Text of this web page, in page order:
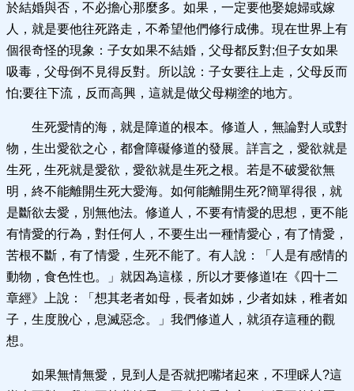
於結婚與否，不必擔心那麼多。如果，一定要他娶媳婦或嫁
人，就是要他往死路走，不希望他們修行成佛。現在世界上有
個很奇怪的現象：子女如果不結婚，父母都反對;但子女如果
吸毒，父母倒不見得反對。所以說：子女要往上走，父母反而
怕;要往下流，反而高興，這就是做父母糊塗的地方。
生死愛情的海，就是障道的根本。修道人，無論對人或對
物，生出愛欲之心，都會障礙修道的發展。詳言之，愛欲就是
生死，生死就是愛欲，愛欲就是生死之根。若是不破愛欲無
明，終不能離開生死大愛海。如何能離開生死?簡單得很，就
是斷欲去愛，別無他法。修道人，不要有情愛的思想，更不能
有情愛的行為，對任何人，不要生出一種情愛心，有了情愛，
苦根不斷，有了情愛，生死不能了。有人說：「人是有感情的
動物，食色性也。」就因為這樣，所以才要修道!在《四十二
章經》上說：「想其老者如母，長者如姊，少者如妹，稚者如
子，生度脫心，息滅惡念。」我們修道人，就須存這種的觀
想。
如果無情無愛，見到人是否就把嘴堵起來，不理睬人?這